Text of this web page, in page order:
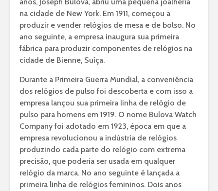
na cidade de New York. Em 1911, começou a
produzir e vender relógios de mesa e de bolso. No
ano seguinte, a empresa inaugura sua primeira
fábrica para produzir componentes de relógios na
cidade de Bienne, Suíça.
Durante a Primeira Guerra Mundial, a conveniência
dos relógios de pulso foi descoberta e com isso a
empresa lançou sua primeira linha de relógio de
pulso para homens em 1919. O nome Bulova Watch
Company foi adotado em 1923, época em que a
empresa revolucionou a indústria de relógios
produzindo cada parte do relógio com extrema
precisão, que poderia ser usada em qualquer
relógio da marca. No ano seguinte é lançada a
primeira linha de relógios femininos. Dois anos